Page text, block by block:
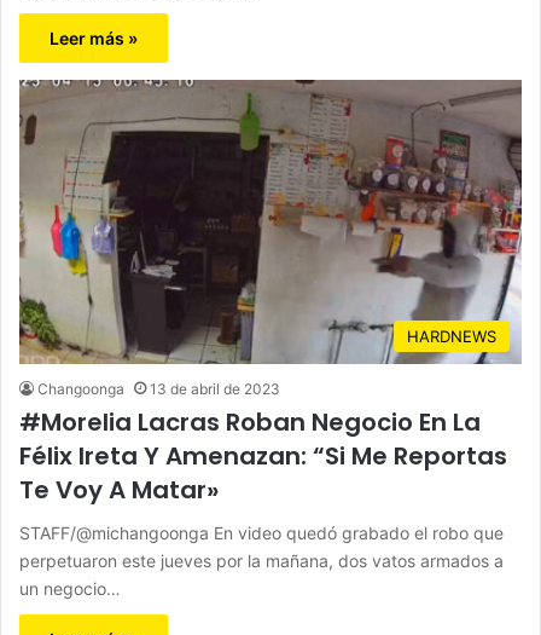
Leer más »
HARDNEWS
Changoonga 13 de abril de 2023
#Morelia Lacras Roban Negocio En La
Félix Ireta Y Amenazan: “Si Me Reportas
Te Voy A Matar»
STAFF/@michangoonga En video quedó grabado el robo que
perpetuaron este jueves por la mañana, dos vatos armados a
un negocio…